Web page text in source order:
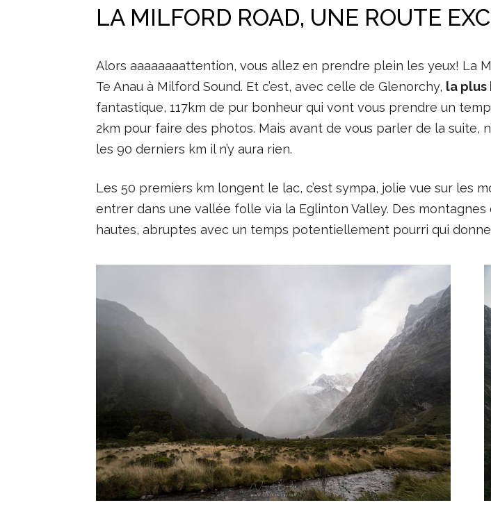
LA MILFORD ROAD, UNE ROUTE
Alors aaaaaaaattention, vous allez en prendre plein les yeux! La
Te Anau à Milford Sound. Et c’est, avec celle de Glenorchy, la plus
fantastique, 117km de pur bonheur qui vont vous prendre un
2km pour faire des photos. Mais avant de vous parler de la suite,
les 90 derniers km il n’y aura rien.
Les 50 premiers km longent le lac, c’est sympa, jolie vue sur les
entrer dans une vallée folle via la Eglinton Valley. Des
hautes, abruptes avec un temps potentiellement pourri qui